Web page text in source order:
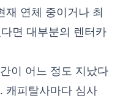
재 연체 중이거나 최
면 대부분의 렌터카
이 어느 정도 지났다
캐피탈사마다 심사